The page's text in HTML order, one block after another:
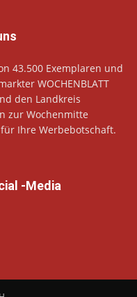
43.500 Exemplaren und
WOCHENBLATT
den Landkreis
zur Wochenmitte
Ihre Werbebotschaft.
-Media